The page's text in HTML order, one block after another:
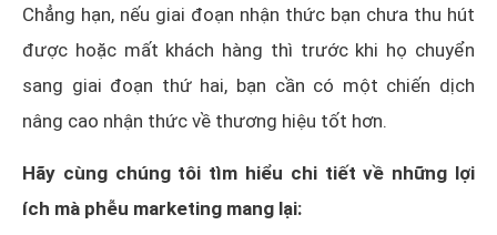
Chẳng hạn, nếu giai đoạn nhận thức bạn chưa thu hút
được hoặc mất khách hàng thì trước khi họ chuyển
sang giai đoạn thứ hai, bạn cần có một chiến dịch
nâng cao nhận thức về thương hiệu tốt hơn.
Hãy cùng chúng tôi tìm hiểu chi tiết về những lợi
ích mà phễu marketing mang lại: